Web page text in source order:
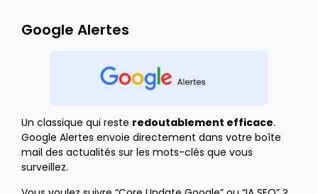
Google Alertes
Un classique qui reste redoutablement efficace.
Google Alertes envoie directement dans votre boîte
mail des actualités sur les mots-clés que vous
surveillez.